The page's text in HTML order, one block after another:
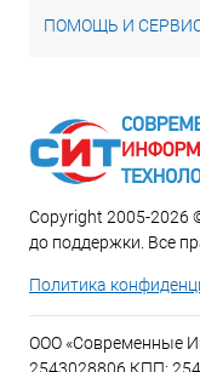
ПОМОЩЬ И
Copyright 2005-2026
до поддержки. Все
Политика
ООО «Современные